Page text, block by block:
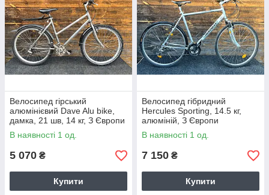
Велосипед гірський
алюмінієвий Dave Alu bike,
дамка, 21 шв, 14 кг, З Європи
В наявності 1 од.
5 070 ₴
Купити
Велосипед гібридний
Hercules Sporting, 14.5 кг,
алюміній, З Європи
В наявності 1 од.
7 150 ₴
Купити